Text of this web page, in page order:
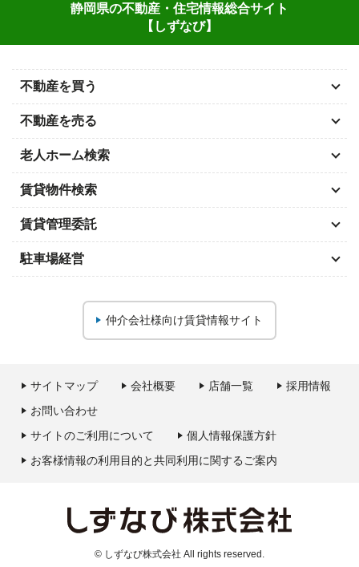
静岡県の不動産・住宅情報総合サイト
【しずなび】
不動産を買う
不動産を売る
老人ホーム検索
賃貸物件検索
賃貸管理委託
駐車場経営
仲介会社様向け賃貸情報サイト
サイトマップ 会社概要 店舗一覧
採用情報
お問い合わせ
サイトのご利用について
個人情報保護方針
お客様情報の利用目的と共同利用に関するご案内
© しずなび株式会社 All rights reserved.